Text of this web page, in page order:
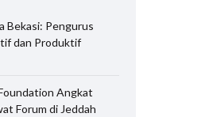
Bekasi: Pengurus
dan Produktif
Angkat
Forum di Jeddah